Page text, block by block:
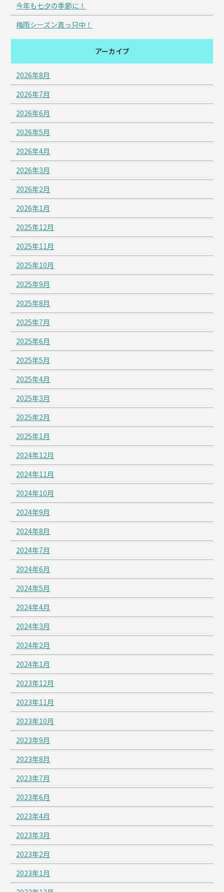
今年も七夕の季節に！
梅雨シーズン真っ只中！
アーカイブ
2026年8月
2026年7月
2026年6月
2026年5月
2026年4月
2026年3月
2026年2月
2026年1月
2025年12月
2025年11月
2025年10月
2025年9月
2025年8月
2025年7月
2025年6月
2025年5月
2025年4月
2025年3月
2025年2月
2025年1月
2024年12月
2024年11月
2024年10月
2024年9月
2024年8月
2024年7月
2024年6月
2024年5月
2024年4月
2024年3月
2024年2月
2024年1月
2023年12月
2023年11月
2023年10月
2023年9月
2023年8月
2023年7月
2023年6月
2023年4月
2023年3月
2023年2月
2023年1月